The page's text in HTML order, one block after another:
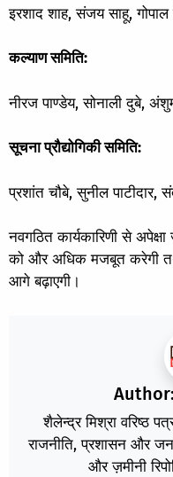
इरशाद शाह, संजय साहू,
कल्याण समिति:
नीरज पाण्डेय, सोनाली दुबे,
सूचना प्रौद्योगिकी समिति:
प्रशांत चौबे, सुनील पाटीदार,
नवगठित कार्यकारिणी से
को और अधिक मजबूत करेगी
आगे बढ़ाएगी।
Author:
शैलेन्द्र मिश्रा वरिष्ठ
राजनीति, प्रशासन और
और ज़मीनी